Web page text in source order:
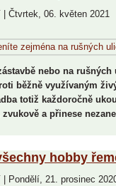
Čtvrtek, 06. květen 2021
nebo na
běžně využívaným
totiž každoročně
a přinese
hobby
Pondělí, 21. prosinec